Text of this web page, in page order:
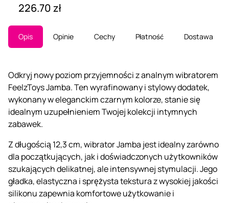
226.70 zł
Opis Opinie Cechy Płatność Dostawa
Odkryj nowy poziom przyjemności z analnym wibratorem
FeelzToys Jamba. Ten wyrafinowany i stylowy dodatek,
wykonany w eleganckim czarnym kolorze, stanie się
idealnym uzupełnieniem Twojej kolekcji intymnych
zabawek.
Z długością 12,3 cm, wibrator Jamba jest idealny zarówno
dla początkujących, jak i doświadczonych użytkowników
szukających delikatnej, ale intensywnej stymulacji. Jego
gładka, elastyczna i sprężysta tekstura z wysokiej jakości
silikonu zapewnia komfortowe użytkowanie i